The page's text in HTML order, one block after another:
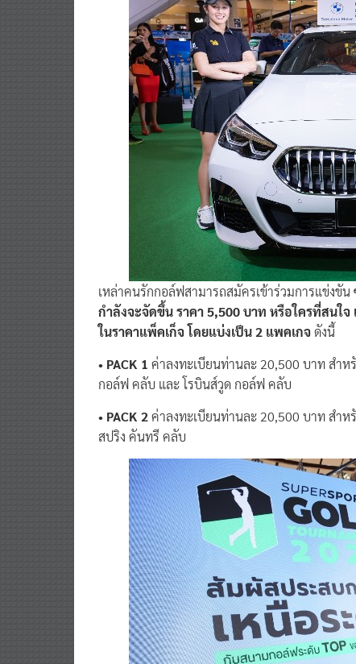
เหล่าคนรักกอล์ฟสามารถสมัครเข้าร่วมการแข่งขัน
กำลังจะจัดขึ้น ราคา 5,500 บาท หรือใครที่สนใ
ในราคาแพ็คเก็จ โดยแบ่งเป็น 2 แพคเกจดังนี้
ค่าลงทะเบียนท่านละ 20,500 บาท สำ
กอล์ฟ คลับ และ โรบินส์วูด กอล์ฟ คลับ
ค่าลงทะเบียนท่านละ 20,500 บาท สำ
สปริง คันทรี คลับ